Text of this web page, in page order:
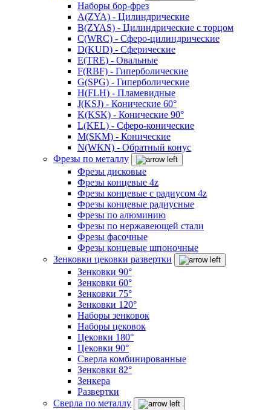
Наборы бор-фрез
A(ZYA) - Цилиндрические
B(ZYAS) - Цилиндрические с торцом
C(WRC) - Сферо-цилиндрические
D(KUD) - Сферические
E(TRE) - Овальные
F(RBF) - Гиперболические
G(SPG) - Гиперболические
H(FLH) - Пламевидные
J(KSJ) - Конические 60°
K(KSK) - Конические 90°
L(KEL) - Сферо-конические
M(SKM) - Конические
N(WKN) - Обратный конус
Фрезы по металлу
Фрезы дисковые
Фрезы концевые 4z
Фрезы концевые с радиусом 4z
Фрезы концевые радиусные
Фрезы по алюминию
Фрезы по нержавеющей стали
Фрезы фасочные
Фрезы концевые шпоночные
Зенковки цековки развертки
Зенковки 90°
Зенковки 60°
Зенковки 75°
Зенковки 120°
Наборы зенковок
Наборы цековок
Цековки 180°
Цековки 90°
Сверла комбинированные
Зенковки 82°
Зенкера
Развертки
Сверла по металлу